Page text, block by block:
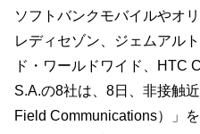
ソフトバンクモバイルやオ
レディセゾン、ジェムアル
ド・ワールドワイド、HTC
S.A.の8社は、8日、非接触
Field Communications）」